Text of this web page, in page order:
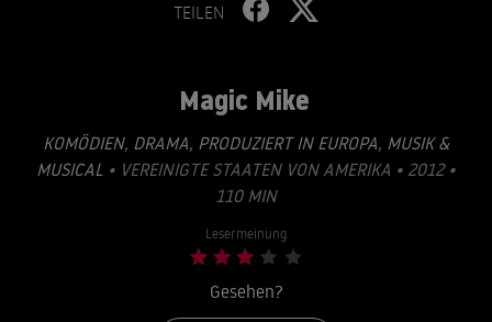
TEILEN
Magic Mike
KOMÖDIEN, DRAMA, PRODUZIERT IN EUROPA, MUSIK &
MUSICAL • VEREINIGTE STAATEN VON AMERIKA • 2012 •
110 MIN
Lesermeinung
Gesehen?